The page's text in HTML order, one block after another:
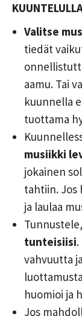
Valitse
tiedät
aamu. Tai
kuunnella
tuottama
musiikki
jokainen
tahtiin. Jos
ja laulaa
Tunnustele,
tunteisiisi
vahvuutta
huomioi ja
Jos